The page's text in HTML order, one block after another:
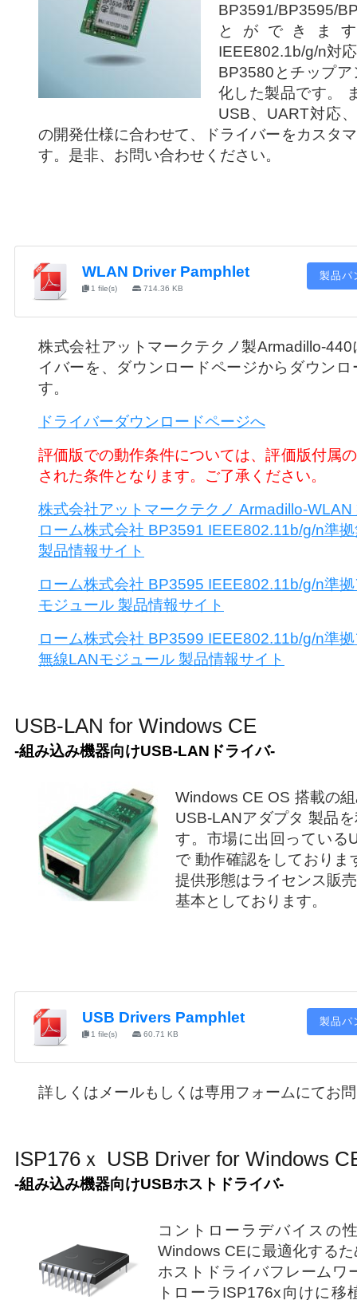
BP3591/BP3595/
とができま
IEEE802.1b/g/n対
BP3580とチップ
化した製品です。
USB、UART対応
の開発仕様に合わせて、ドライバーをカスタ
す。是非、お問い合わせください。
WLAN Driver Pamphlet
1 file(s) 714.36 KB
製品パ
株式会社アットマークテクノ製Armadillo-
イバーを、ダウンロードページからダウン
す。
ドライバーダウンロードページへ
評価版での動作条件については、評価版付属
された条件となります。ご了承ください。
株式会社アットマークテクノ Armadillo-
ローム株式会社 BP3591 IEEE802.11b/g/n準
製品情報サイト
ローム株式会社 BP3595 IEEE802.11b/g/n準
モジュール 製品情報サイト
ローム株式会社 BP3599 IEEE802.11b/g/n準
無線LANモジュール 製品情報サイト
USB-LAN for Windows CE
-組み込み機器向けUSB-LANドライバ-
Windows CE OS 搭載の
USB-LANアダプタ 製品
す。市場に出回っている
で 動作確認をしておりま
提供形態はライセンス販
基本としております。
USB Drivers Pamphlet
1 file(s) 60.71 KB
製品パ
詳しくはメールもしくは専用フォームにてお
ISP176ｘ USB Driver for Windows
-組み込み機器向けUSBホストドライバ-
コントローラデバイスの
Windows CEに最適化する
ホストドライバフレームワ
トローラISP176x向けに移